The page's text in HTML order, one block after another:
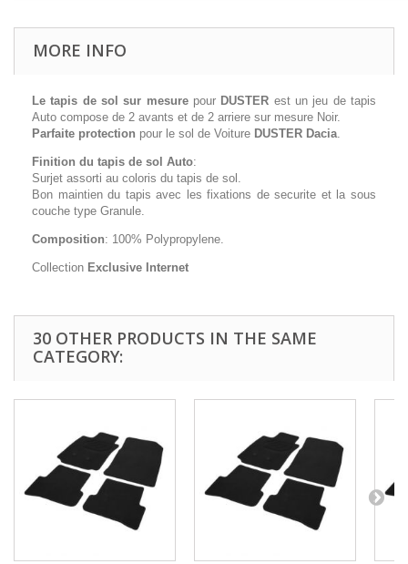
MORE INFO
Le tapis de sol sur mesurepour DUSTER est un jeu de tapis
Auto compose de 2 avants et de 2 arriere sur mesure Noir.
Parfaite protection pour le sol de Voiture DUSTER Dacia.
Finition du tapis de sol Auto:
Surjet assorti au coloris du tapis de sol.
Bon maintien du tapis avec les fixations de securite et la sous
couche type Granule.
Composition: 100% Polypropylene.
Collection Exclusive Internet
30 OTHER PRODUCTS IN THE SAME
CATEGORY: